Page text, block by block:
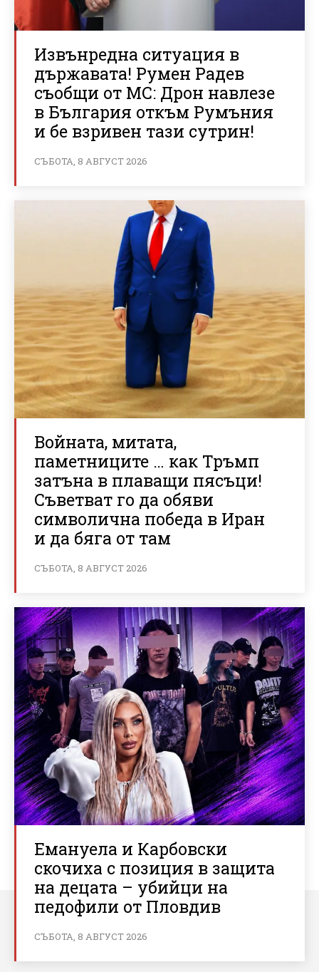
Извънредна ситуация в
държавата! Румен Радев
съобщи от МС: Дрон навлезе
в България откъм Румъния
и бе взривен тази сутрин!
СЪБОТА, 8 АВГУСТ 2026
Войната, митата,
паметниците … как Тръмп
затъна в плаващи пясъци!
Съветват го да обяви
символична победа в Иран
и да бяга от там
СЪБОТА, 8 АВГУСТ 2026
Емануела и Карбовски
скочиха с позиция в защита
на децата – убийци на
педофили от Пловдив
СЪБОТА, 8 АВГУСТ 2026